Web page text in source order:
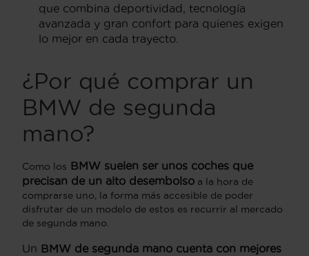
que combina deportividad, tecnología
avanzada y gran confort para quienes exigen
lo mejor en cada trayecto.
¿Por qué comprar un
BMW de segunda
mano?
Como los BMW suelen ser unos coches que
precisan de un alto desembolso a la hora de
comprarse uno, la forma más accesible de poder
disfrutar de un modelo de estos es recurrir al mercado
de segunda mano.
Un BMW de segunda mano cuenta con mejores